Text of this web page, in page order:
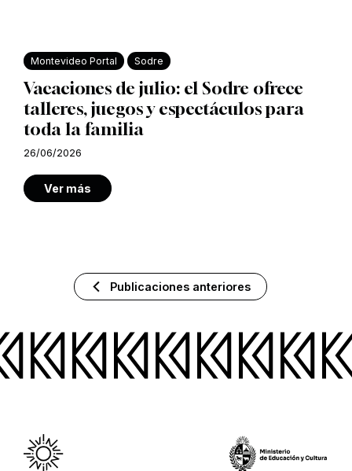
Montevideo Portal Sodre
Vacaciones de julio: el Sodre ofrece
talleres, juegos y espectáculos para
toda la familia
26/06/2026
Ver más
Publicaciones anteriores